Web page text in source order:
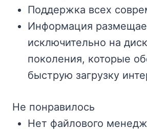
Поддержка всех
Информация
исключительно на
поколения, которые
быструю загрузку
Не понравилось
Нет файлового